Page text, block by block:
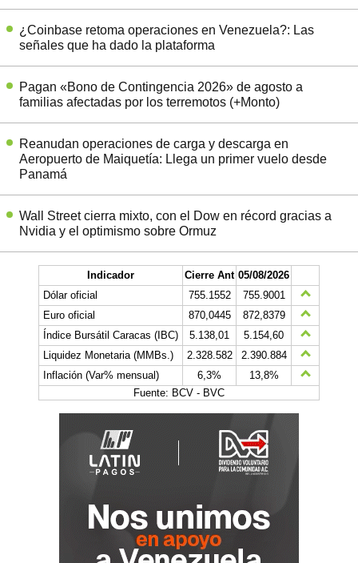
¿Coinbase retoma operaciones en Venezuela?: Las
señales que ha dado la plataforma
Pagan «Bono de Contingencia 2026» de agosto a
familias afectadas por los terremotos (+Monto)
Reanudan operaciones de carga y descarga en
Aeropuerto de Maiquetía: Llega un primer vuelo desde
Panamá
Wall Street cierra mixto, con el Dow en récord gracias a
Nvidia y el optimismo sobre Ormuz
Indicador Cierre Ant 05/08/2026
Dólar oficial
755.1552
755.9001
Euro oficial
870,0445
872,8379
Índice Bursátil Caracas (IBC)
5.138,01
5.154,60
Liquidez Monetaria (MMBs.)
2.328.582
2.390.884
Inflación (Var% mensual)
6,3%
13,8%
Fuente: BCV - BVC